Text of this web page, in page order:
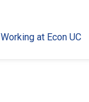
Working at Econ UC